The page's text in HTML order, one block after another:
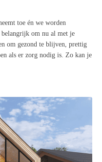
toe én we worden
belangrijk om nu al met je
om gezond te blijven, prettig
als er zorg nodig is. Zo kan je